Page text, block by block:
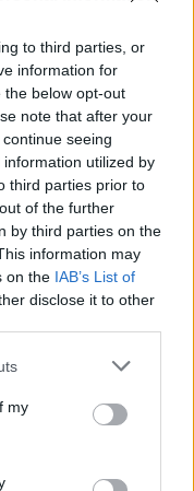
to third parties, or
information for
the below opt-out
note that after your
seeing
utilized by
third parties prior to
of the further
by third parties on the
information may
on the IAB’s List of
disclose it to other
one or more Google
You may click to
third-party tags to
in below Google
my